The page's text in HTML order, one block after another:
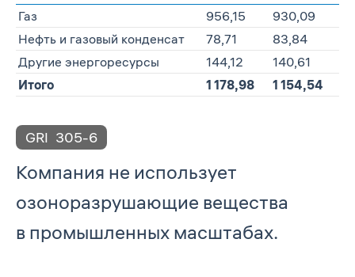
Газ 956,15
930,09
Нефть и газовый конденсат
78,71
83,84
Другие энергоресурсы
144,12
140,61
Итого
1 178,98 1 154,54
GRI 305-6
Компания не использует
озоноразрушающие вещества
в промышленных масштабах.